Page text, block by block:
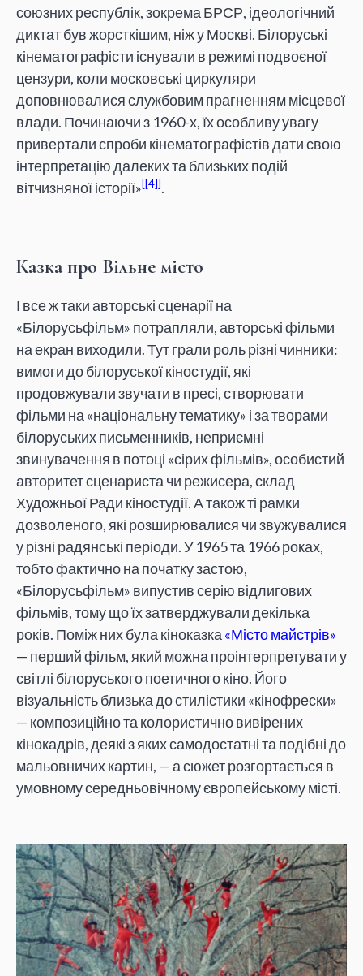
союзних республік, зокрема БРСР, ідеологічний
диктат був жорсткішим, ніж у Москві. Білоруські
кінематографісти існували в режимі подвоєної
цензури, коли московські циркуляри
доповнювалися службовим прагненням місцевої
влади. Починаючи з 1960-х, їх особливу увагу
привертали спроби кінематографістів дати свою
інтерпретацію далеких та близьких подій
вітчизняної історії» [4] .
Казка про Вільне місто
І все ж таки авторські сценарії на
«Білорусьфільм» потрапляли, авторські фільми
на екран виходили. Тут грали роль різні чинники:
вимоги до білоруської кіностудії, які
продовжували звучати в пресі, створювати
фільми на «національну тематику» і за творами
білоруських письменників, неприємні
звинувачення в потоці «сірих фільмів», особистий
авторитет сценариста чи режисера, склад
Художньої Ради кіностудії. А також ті рамки
дозволеного, які розширювалися чи звужувалися
у різні радянські періоди. У 1965 та 1966 роках,
тобто фактично на початку застою,
«Білорусьфільм» випустив серію відлигових
фільмів, тому що їх затверджували декілька
років. Поміж них була кіноказка «Місто майстрів»
— перший фільм, який можна проінтерпретувати у
світлі білоруського поетичного кіно. Його
візуальність близька до стилістики «кінофрески»
— композиційно та колористично вивірених
кінокадрів, деякі з яких самодостатні та подібні до
мальовничих картин, — а сюжет розгортається в
умовному середньовічному європейському місті.